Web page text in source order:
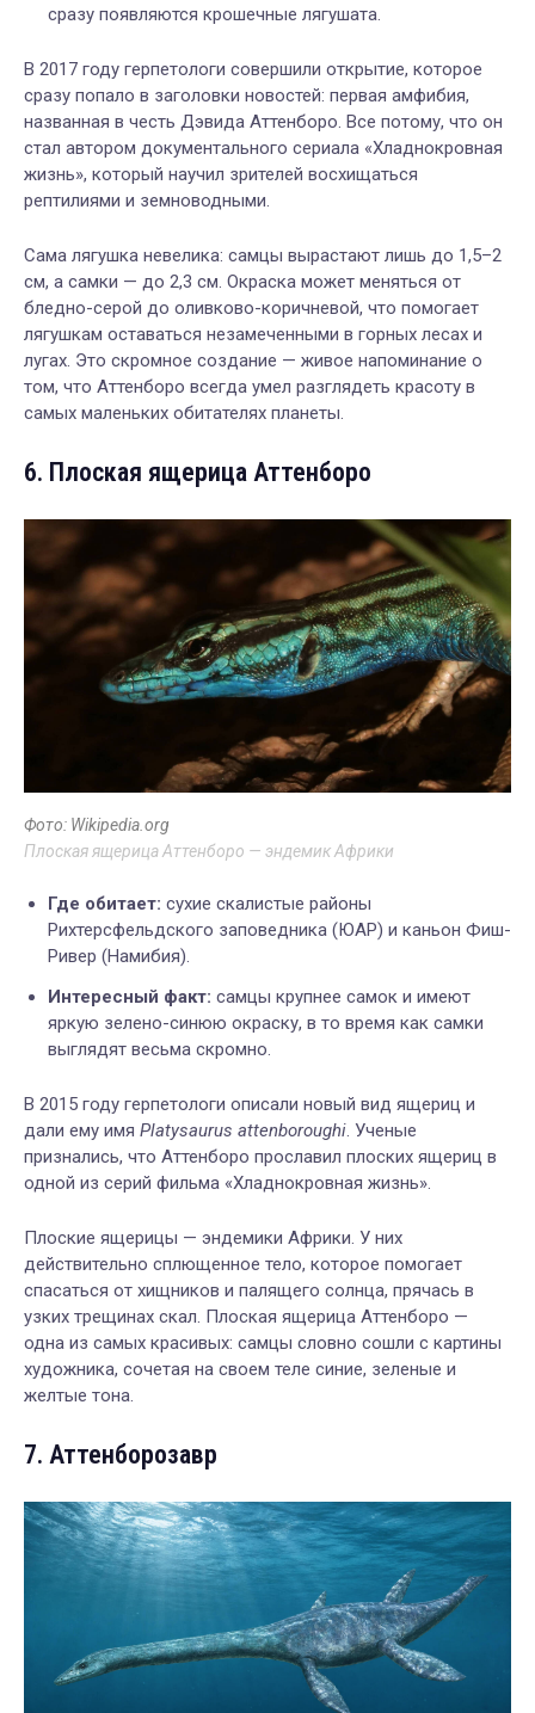
сразу появляются крошечные лягушата.
В 2017 году герпетологи совершили открытие, которое
сразу попало в заголовки новостей: первая амфибия,
названная в честь Дэвида Аттенборо. Все потому, что он
стал автором документального сериала «Хладнокровная
жизнь», который научил зрителей восхищаться
рептилиями и земноводными.
Сама лягушка невелика: самцы вырастают лишь до 1,5–2
см, а самки — до 2,3 см. Окраска может меняться от
бледно-серой до оливково-коричневой, что помогает
лягушкам оставаться незамеченными в горных лесах и
лугах. Это скромное создание — живое напоминание о
том, что Аттенборо всегда умел разглядеть красоту в
самых маленьких обитателях планеты.
6. Плоская ящерица Аттенборо
Фото: Wikipedia.org
Плоская ящерица Аттенборо — эндемик Африки
Где обитает: сухие скалистые районы
Рихтерсфельдского заповедника (ЮАР) и каньон Фиш-
Ривер (Намибия).
Интересный факт: самцы крупнее самок и имеют
яркую зелено-синюю окраску, в то время как самки
выглядят весьма скромно.
В 2015 году герпетологи описали новый вид ящериц и
дали ему имя Platysaurus attenboroughi. Ученые
признались, что Аттенборо прославил плоских ящериц в
одной из серий фильма «Хладнокровная жизнь».
Плоские ящерицы — эндемики Африки. У них
действительно сплющенное тело, которое помогает
спасаться от хищников и палящего солнца, прячась в
узких трещинах скал. Плоская ящерица Аттенборо —
одна из самых красивых: самцы словно сошли с картины
художника, сочетая на своем теле синие, зеленые и
желтые тона.
7. Аттенборозавр